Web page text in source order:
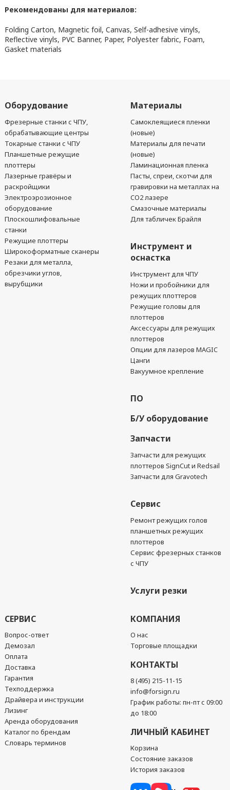
Рекомендованы для материалов:
Folding Carton, Magnetic foil, Canvas, Self-adhesive vinyls,
Reflective vinyls, PVC Banner, Paper, Polyester fabric, Foam,
Gasket materials
Оборудование
Фрезерные станки с ЧПУ,
обрабатывающие центры
Токарные станки с ЧПУ
Планшетные режущие
плоттеры
Лазерные гравёры и
раскройщики
Электроэрозионное
оборудование
Плоскошлифовальные
станки
Режущие плоттеры
Широкоформатные сканеры
Резаки для металла,
обрезчики углов,
вырубщики
Материалы
Самоклеящиеся пленки
(новые)
Материалы для печати
(новые)
Ламинационная пленка
Пасты, спреи, скотчи для
гравировки на металлах на
CO2 лазере
Смазочные материалы
Для табличек Брайля
Инструмент и
оснастка
Инструмент для ЧПУ
Ножи и пробойники для
режущих плоттеров
Режущие головы для
плоттеров
Аксессуары для режущих
плоттеров
Опции для лазеров MAGIC
Цанги
Вакуумное крепление
ПО
Б/У оборудование
Запчасти
Запчасти для режущих
плоттеров SignCut и Redsail
Запчасти для Gravotech
Сервис
Ремонт режущих голов
планшетных режущих
плоттеров
Сервис фрезерных станков
с ЧПУ
Услуги резки
СЕРВИС
Вопрос-ответ
Демозал
Оплата
Доставка
Гарантия
Техподдержка
Драйвера и инструкции
Лизинг
Аренда оборудования
Каталог по брендам
Словарь терминов
КОМПАНИЯ
О нас
Торговые площадки
КОНТАКТЫ
8 (495) 215-11-15
info@forsign.ru
График работы: пн-пт с 09:00
до 18:00
ЛИЧНЫЙ КАБИНЕТ
Корзина
Состояние заказов
История заказов